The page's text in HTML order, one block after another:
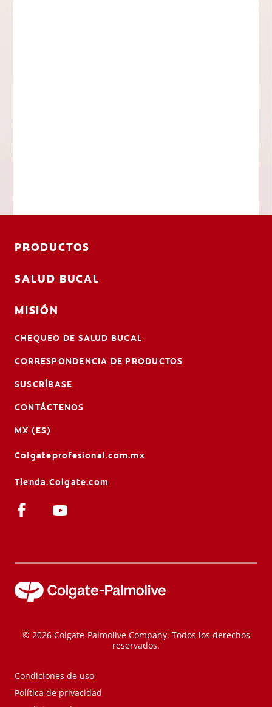
PRODUCTOS
SALUD BUCAL
MISIÓN
CHEQUEO DE SALUD BUCAL
CORRESPONDENCIA DE PRODUCTOS
SUSCRÍBASE
CONTÁCTENOS
MX (ES)
Colgateprofesional.com.mx
Tienda.Colgate.com
© 2026 Colgate-Palmolive Company. Todos los derechos
reservados.
Condiciones de uso
Política de privacidad